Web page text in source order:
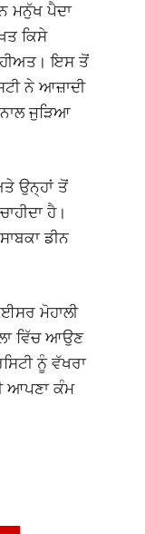
ਮਨੁੱਖ ਪੈਦਾ
ਕਿਸੇ
ਇਸ ਤੋਂ
ਨੇ ਆਜ਼ਾਦੀ
ਜੁੜਿਆ
ਉਨ੍ਹਾਂ ਤੋਂ
ਹੈ।
ਡੀਨ
ਮੋਹਾਲੀ
ਵਿੱਚ ਆਉਣ
ਨੂੰ ਵੱਖਰਾ
ਆਪਣਾ ਕੰਮ